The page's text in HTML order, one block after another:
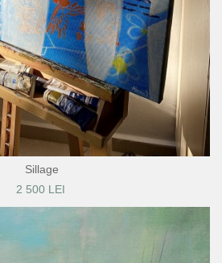
Sillage
2 500 LEI